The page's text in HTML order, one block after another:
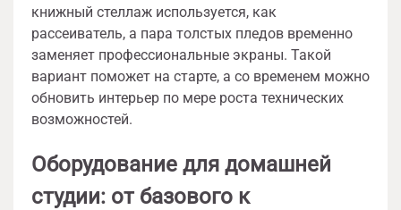
книжный стеллаж используется, как
рассеиватель, а пара толстых пледов временно
заменяет профессиональные экраны. Такой
вариант поможет на старте, а со временем можно
обновить интерьер по мере роста технических
возможностей.
Оборудование для домашней
студии: от базового к